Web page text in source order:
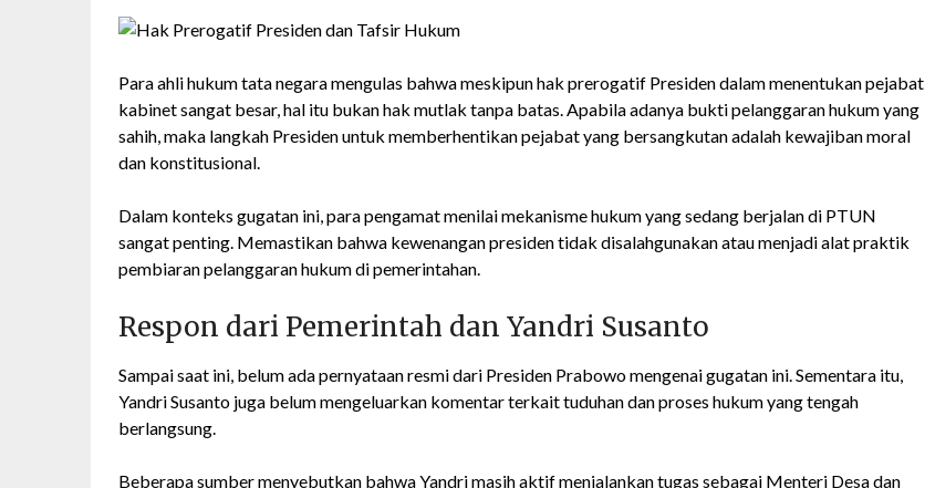
Para ahli hukum tata negara mengulas bahwa meskipun hak prerogatif Presiden dalam menentukan pejabat
kabinet sangat besar, hal itu bukan hak mutlak tanpa batas. Apabila adanya bukti pelanggaran hukum yang
sahih, maka langkah Presiden untuk memberhentikan pejabat yang bersangkutan adalah kewajiban moral
dan konstitusional.
Dalam konteks gugatan ini, para pengamat menilai mekanisme hukum yang sedang berjalan di PTUN
sangat penting. Memastikan bahwa kewenangan presiden tidak disalahgunakan atau menjadi alat praktik
pembiaran pelanggaran hukum di pemerintahan.
Respon dari Pemerintah dan Yandri Susanto
Sampai saat ini, belum ada pernyataan resmi dari Presiden Prabowo mengenai gugatan ini. Sementara itu,
Yandri Susanto juga belum mengeluarkan komentar terkait tuduhan dan proses hukum yang tengah
berlangsung.
Beberapa sumber menyebutkan bahwa Yandri masih aktif menjalankan tugas sebagai Menteri Desa dan